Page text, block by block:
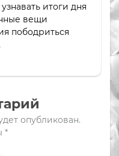
итоги дня
вещи
пободриться
опубликован.
*